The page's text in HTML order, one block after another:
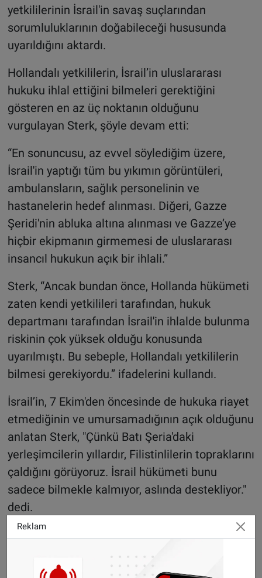
yetkililerinin İsrail'in savaş suçlarından
sorumluluklarının doğabileceği hususunda
uyarıldığını aktardı.
Hollandalı yetkililerin, İsrail’in uluslararası
hukuku ihlal ettiğini bilmeleri gerektiğini
gösteren en az üç noktanın olduğunu
vurgulayan Sterk, şöyle devam etti:
“En sonuncusu, az evvel söylediğim üzere,
İsrail'in yaptığı tüm bu yıkımın görüntüleri,
ambulansların, sağlık personelinin ve
hastanelerin hedef alınması. Diğeri, Gazze
Şeridi'nin abluka altına alınması ve Gazze’ye
hiçbir ekipmanın girmemesi de uluslararası
insancıl hukukun açık bir ihlali.”
Sterk, “Ancak bundan önce, Hollanda hükümeti
zaten kendi yetkilileri tarafından, hukuk
departmanı tarafından İsrail'in ihlalde bulunma
riskinin çok yüksek olduğu konusunda
uyarılmıştı. Bu sebeple, Hollandalı yetkililerin
bilmesi gerekiyordu.” ifadelerini kullandı.
İsrail’in, 7 Ekim'den öncesinde de hukuka riayet
etmediğinin ve umursamadığının açık olduğunu
anlatan Sterk, "Çünkü Batı Şeria'daki
yerleşimcilerin yıllardır, Filistinlilerin topraklarını
çaldığını görüyoruz. İsrail hükümeti bunu
sadece bilmekle kalmıyor, aslında destekliyor."
dedi.
Sterk, “Bu açıdan bakıldığında İsrail
umursamadığı oldukça açık. Bu yüzden
Reklam